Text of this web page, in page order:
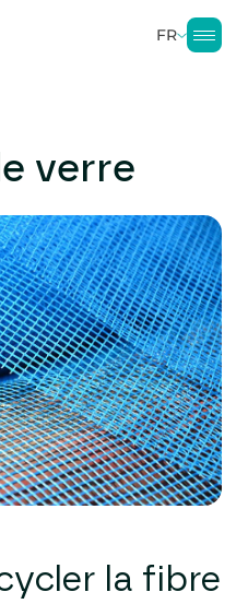
FR
verre
la fibre